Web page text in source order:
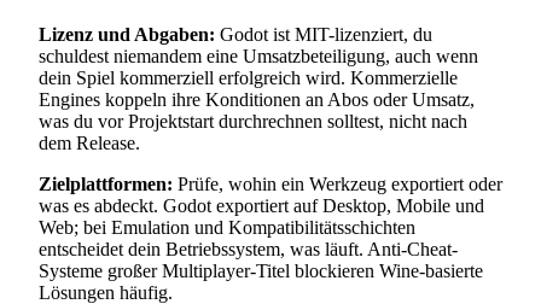
Lizenz und Abgaben: Godot ist MIT-lizenziert, du
schuldest niemandem eine Umsatzbeteiligung, auch wenn
dein Spiel kommerziell erfolgreich wird. Kommerzielle
Engines koppeln ihre Konditionen an Abos oder Umsatz,
was du vor Projektstart durchrechnen solltest, nicht nach
dem Release.
Zielplattformen: Prüfe, wohin ein Werkzeug exportiert oder
was es abdeckt. Godot exportiert auf Desktop, Mobile und
Web; bei Emulation und Kompatibilitätsschichten
entscheidet dein Betriebssystem, was läuft. Anti-Cheat-
Systeme großer Multiplayer-Titel blockieren Wine-basierte
Lösungen häufig.